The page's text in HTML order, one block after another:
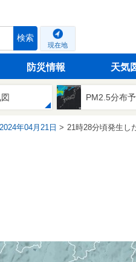
検索
現在地
防災情報 天気
PM2.5分布
2024年04月21日 21時28分頃発生し